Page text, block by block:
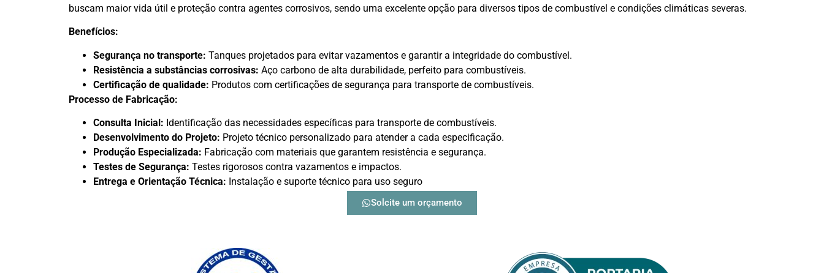
buscam maior vida útil e proteção contra agentes corrosivos, sendo uma excelente opção para diversos tipos de combustível e condições climáticas severas.
Benefícios:
Segurança no transporte: Tanques projetados para evitar vazamentos e garantir a integridade do combustível.
Resistência a substâncias corrosivas: Aço carbono de alta durabilidade, perfeito para combustíveis.
Certificação de qualidade: Produtos com certificações de segurança para transporte de combustíveis.
Processo de Fabricação:
Consulta Inicial: Identificação das necessidades específicas para transporte de combustíveis.
Desenvolvimento do Projeto: Projeto técnico personalizado para atender a cada especificação.
Produção Especializada: Fabricação com materiais que garantem resistência e segurança.
Testes de Segurança: Testes rigorosos contra vazamentos e impactos.
Entrega e Orientação Técnica: Instalação e suporte técnico para uso seguro
Solcite um orçamento